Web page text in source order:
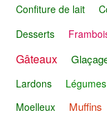
Confiture de lait
Desserts
Gâteaux
Lardons
Légumes
Moelleux
Muffins